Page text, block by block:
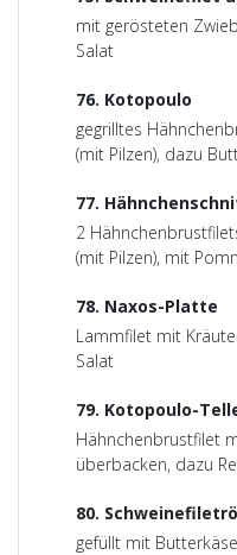
mit gerösteten
Salat
76. Kotopoulo
gegrilltes
(mit Pilzen), dazu
77.
2
(mit Pilzen), mit
78. Naxos-Platte
Lammfilet mit
Salat
79. Kotopoulo-
Hähnchenbrustfilet
überbacken, dazu
80.
gefüllt mit